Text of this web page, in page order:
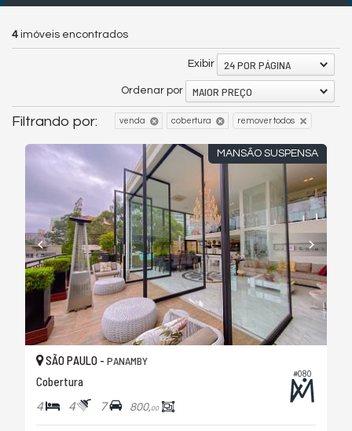
4 imóveis encontrados
Exibir 24 POR PÁGINA
Ordenar por MAIOR PREÇO
Filtrando por: venda cobertura remover todos
MANSÃO SUSPENSA
#080
SÃO PAULO - PANAMBY
Cobertura
4 4 7 800,00